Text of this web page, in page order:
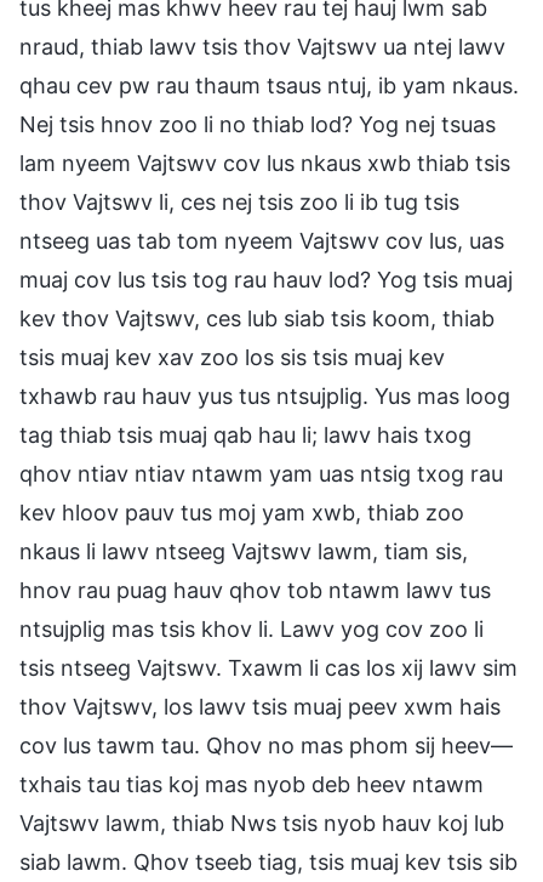
tus kheej mas khwv heev rau tej hauj lwm sab
nraud, thiab lawv tsis thov Vajtswv ua ntej lawv
qhau cev pw rau thaum tsaus ntuj, ib yam nkaus.
Nej tsis hnov zoo li no thiab lod? Yog nej tsuas
lam nyeem Vajtswv cov lus nkaus xwb thiab tsis
thov Vajtswv li, ces nej tsis zoo li ib tug tsis
ntseeg uas tab tom nyeem Vajtswv cov lus, uas
muaj cov lus tsis tog rau hauv lod? Yog tsis muaj
kev thov Vajtswv, ces lub siab tsis koom, thiab
tsis muaj kev xav zoo los sis tsis muaj kev
txhawb rau hauv yus tus ntsujplig. Yus mas loog
tag thiab tsis muaj qab hau li; lawv hais txog
qhov ntiav ntiav ntawm yam uas ntsig txog rau
kev hloov pauv tus moj yam xwb, thiab zoo
nkaus li lawv ntseeg Vajtswv lawm, tiam sis,
hnov rau puag hauv qhov tob ntawm lawv tus
ntsujplig mas tsis khov li. Lawv yog cov zoo li
tsis ntseeg Vajtswv. Txawm li cas los xij lawv sim
thov Vajtswv, los lawv tsis muaj peev xwm hais
cov lus tawm tau. Qhov no mas phom sij heev—
txhais tau tias koj mas nyob deb heev ntawm
Vajtswv lawm, thiab Nws tsis nyob hauv koj lub
siab lawm. Qhov tseeb tiag, tsis muaj kev tsis sib